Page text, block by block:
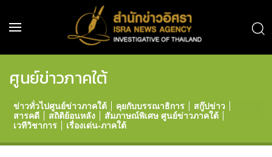
ศูนย์ข่าวภาคใต้
ข่าวทั่วไปศูนย์ข่าวภาคใต้ คุยกับบรรณาธิการ
สกู๊ปข่าว
สารคดี
สถิติย้อนหลัง
สัมภาษณ์พิเศษ ศูนย์ข่าวภาคใต้
เวทีวิชาการ
เรื่องเด่น-ภาคใต้